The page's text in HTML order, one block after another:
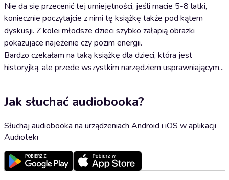
Nie da się przecenić tej umiejętności, jeśli macie 5-8 latki,
koniecznie poczytajcie z nimi tę książkę także pod kątem
dyskusji. Z kolei młodsze dzieci szybko załapią obrazki
pokazujące najeżenie czy pozim energii.
Bardzo czekałam na taką książkę dla dzieci, która jest
historyjką, ale przede wszystkim narzędziem usprawniającym...
Jak słuchać audiobooka?
Słuchaj audiobooka na urządzeniach Android i iOS w aplikacji
Audioteki